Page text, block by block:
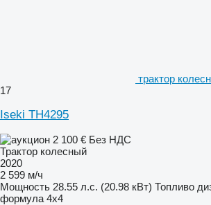
трактор
17
Iseki TH4295
2 100 € Без НДС
Трактор колесный
2020
2 599 м/ч
Мощность 28.55 л.с. (20.98 кВт) Топливо
формула 4x4